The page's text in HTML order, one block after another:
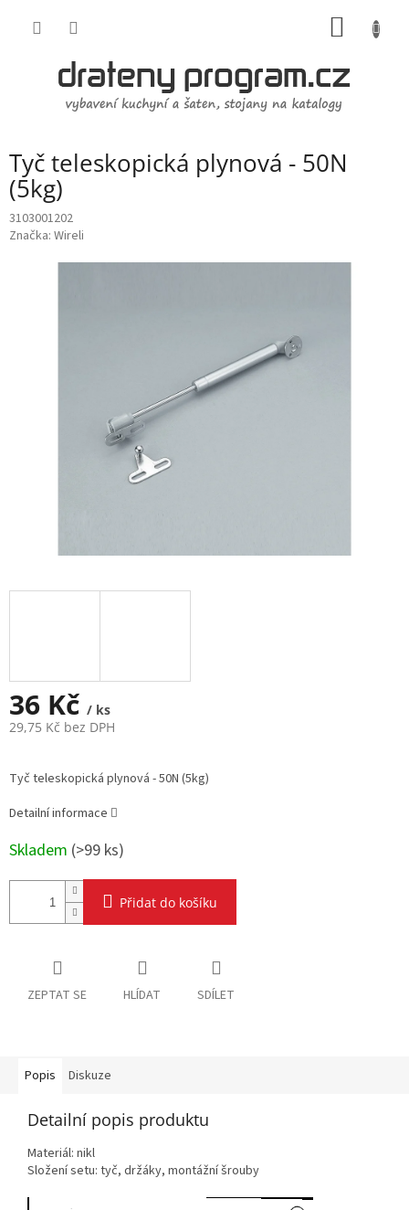
Tyč teleskopická plynová - 50N
(5kg)
3103001202
Značka: Wireli
36 Kč / ks
29,75 Kč bez DPH
cena:
Tyč teleskopická plynová - 50N (5kg)
Detailní informace
Skladem (>99 ks)
Přidat do košíku
ZEPTAT SE HLÍDAT SDÍLET
Popis Diskuze
Detailní popis produktu
Materiál: nikl
Složení setu: tyč, držáky, montážní šrouby